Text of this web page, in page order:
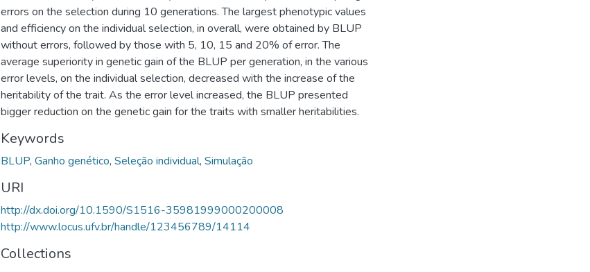
errors on the selection during 10 generations. The largest phenotypic values
and efficiency on the individual selection, in overall, were obtained by BLUP
without errors, followed by those with 5, 10, 15 and 20% of error. The
average superiority in genetic gain of the BLUP per generation, in the various
error levels, on the individual selection, decreased with the increase of the
heritability of the trait. As the error level increased, the BLUP presented
bigger reduction on the genetic gain for the traits with smaller heritabilities.
Keywords
BLUP, Ganho genético, Seleção individual, Simulação
URI
http://dx.doi.org/10.1590/S1516-35981999000200008
http://www.locus.ufv.br/handle/123456789/14114
Collections